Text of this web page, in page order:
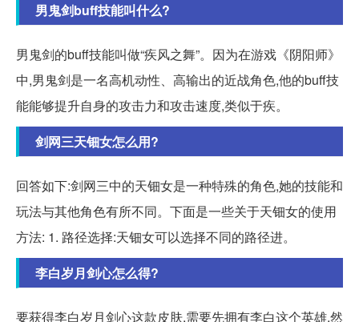
男鬼剑buff技能叫什么?
男鬼剑的buff技能叫做“疾风之舞”。因为在游戏《阴阳师》
中,男鬼剑是一名高机动性、高输出的近战角色,他的buff技
能能够提升自身的攻击力和攻击速度,类似于疾。
剑网三天钿女怎么用?
回答如下:剑网三中的天钿女是一种特殊的角色,她的技能和
玩法与其他角色有所不同。下面是一些关于天钿女的使用
方法: 1. 路径选择:天钿女可以选择不同的路径进。
李白岁月剑心怎么得?
要获得李白岁月剑心这款皮肤,需要先拥有李白这个英雄,然